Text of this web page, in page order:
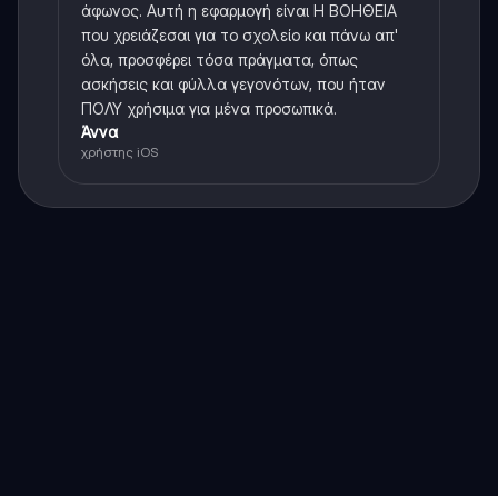
άφωνος. Αυτή η εφαρμογή είναι Η ΒΟΗΘΕΙΑ
που χρειάζεσαι για το σχολείο και πάνω απ'
όλα, προσφέρει τόσα πράγματα, όπως
ασκήσεις και φύλλα γεγονότων, που ήταν
ΠΟΛΥ χρήσιμα για μένα προσωπικά.
Άννα
χρήστης iOS